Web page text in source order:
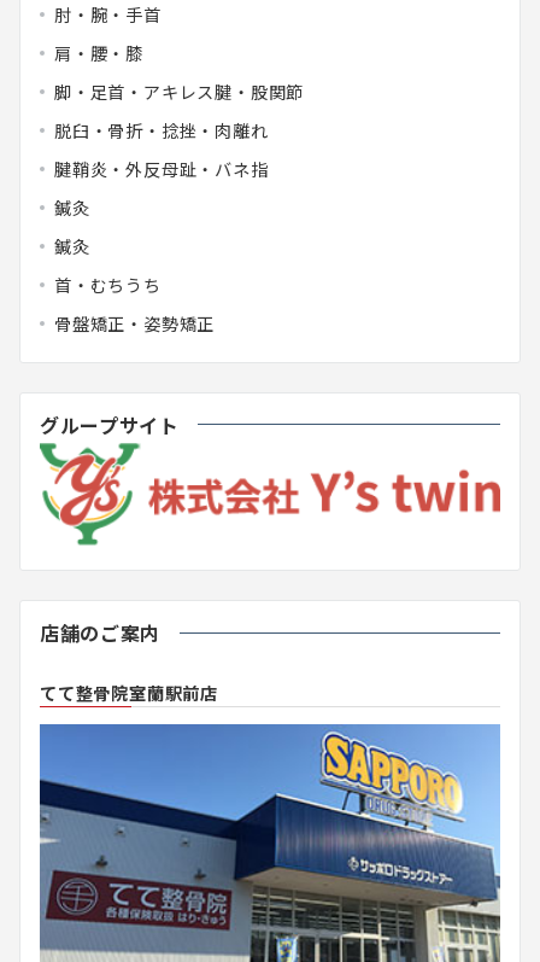
肘・腕・手首
肩・腰・膝
脚・足首・アキレス腱・股関節
脱臼・骨折・捻挫・肉離れ
腱鞘炎・外反母趾・バネ指
鍼灸
鍼灸
首・むちうち
骨盤矯正・姿勢矯正
グループサイト
店舗のご案内
てて整骨院室蘭駅前店